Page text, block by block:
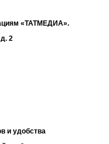
«ТАТМЕДИА».
2
и удобства